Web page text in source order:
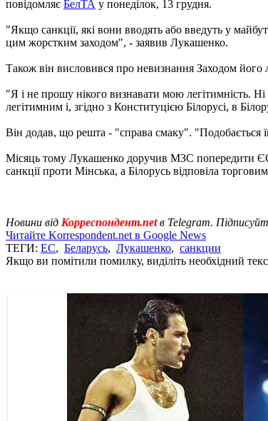
повідомляє БелТА у понеділок, 13 грудня.
"Якщо санкції, які вони вводять або введуть у
цим жорстким заходом", - заявив Лукашенко.
Також він висловився про невизнання Заходом його
"Я і не прошу нікого визнавати мою легітимність.
легітимним і, згідно з Конституцією Білорусі, в
Він додав, що решта - "справа смаку". "Подобається
Місяць тому Лукашенко доручив МЗС попередити
санкції проти Мінська, а Білорусь відповіла
Новини від Корреспондент.netв Telegram.
Читайте Korrespondent.net в Google News
ТЕГИ: ЕС, Беларусь, Лукашенко, санкции
Якщо ви помітили помилку, виділіть необхідний